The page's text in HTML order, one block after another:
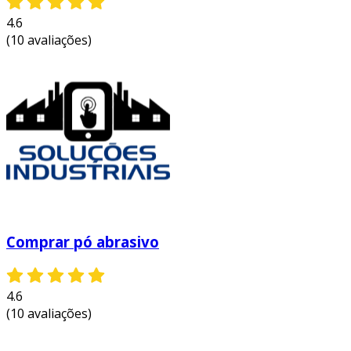
alta eficiência:
trabalhar com inox, o que maximiza a
obtenção de acabamentos de alta
qualidade.
durabilidade:produtos de aço inoxidável
tratados com abrasivos de alta qualidade
tendem a ter uma vida útil prolongada,
mesmo sob condições adversas.
protetora na superfície do inox,
prevenindo corrosão e manchas.
abrasivos para polir as superfícies de inox
4.6
(10 avaliações)
Comprar pó abrasivo
4.6
(10 avaliações)